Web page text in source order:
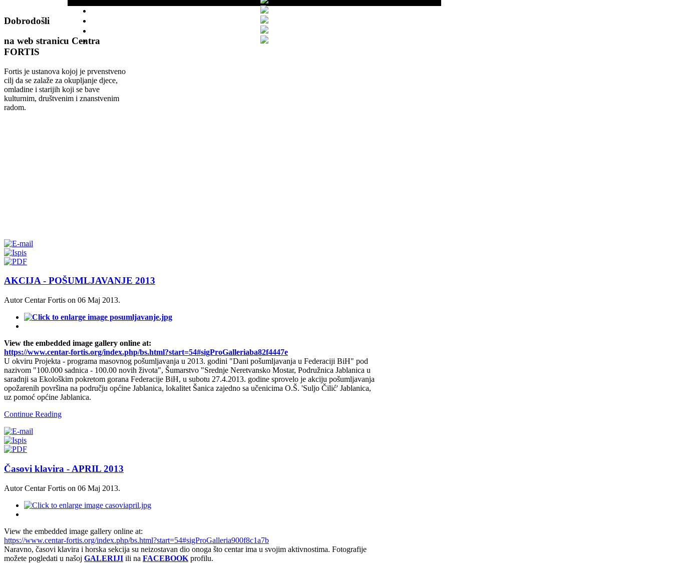
Dobrodošli
na web stranicu Centra
FORTIS
Fortis je ustanova kojoj je prvenstveno
cilj da se zalaže za okupljanje djece,
omladine i starijih koji se bave
kulturnim, društvenim i znanstvenim
radom.
AKCIJA - POŠUMLJAVANJE 2013
Autor Centar Fortis on 06 Maj 2013.
View the embedded image gallery online at:
https://www.centar-fortis.org/index.php/bs.html?start=54#sigProGalleriaba82f4447e
U okviru Projekta - programa masovnog pošumljavanja u 2013. godini "Dani pošumljavanja u Federaciji BiH" pod
nazivom "100.000 sadnica - 100.00 novih života", Šumarstvo "Srednje Neretvansko Mostar, Podružnica Jablanica u
saradnji sa Ekološkim pokretom gorana Federacije BiH, u subotu 27.4.2013. godine sprovelo je akciju pošumljavanja
opožarenih površina na području općine Jablanica, lokalitet Šanica zajedno sa učenicima O.Š. 'Suljo Čilić' Jablanica,
uz pomoć općine Jablanica.
Continue Reading
Časovi klavira - APRIL 2013
Autor Centar Fortis on 06 Maj 2013.
View the embedded image gallery online at:
https://www.centar-fortis.org/index.php/bs.html?start=54#sigProGalleria900f8c1a7b
Naravno, časovi klavira i horska sekcija su neizostavan dio onoga što centar ima u svojim aktivnostima. Fotografije
možete pogledati u našoj GALERIJI ili na FACEBOOK profilu.